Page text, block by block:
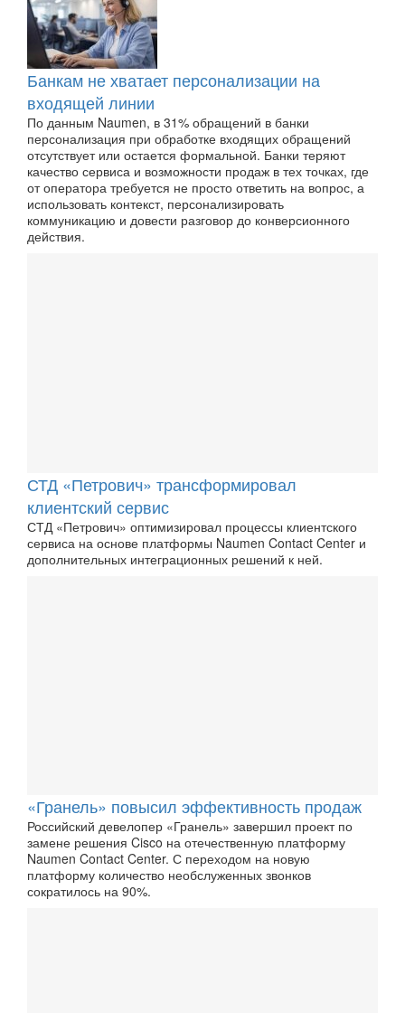
Банкам не хватает персонализации на
входящей линии
По данным Naumen, в 31% обращений в банки
персонализация при обработке входящих обращений
отсутствует или остается формальной. Банки теряют
качество сервиса и возможности продаж в тех точках, где
от оператора требуется не просто ответить на вопрос, а
использовать контекст, персонализировать
коммуникацию и довести разговор до конверсионного
действия.
СТД «Петрович» трансформировал
клиентский сервис
СТД «Петрович» оптимизировал процессы клиентского
сервиса на основе платформы Naumen Contact Center и
дополнительных интеграционных решений к ней.
«Гранель» повысил эффективность продаж
Российский девелопер «Гранель» завершил проект по
замене решения Cisco на отечественную платформу
Naumen Contact Center. С переходом на новую
платформу количество необслуженных звонков
сократилось на 90%.